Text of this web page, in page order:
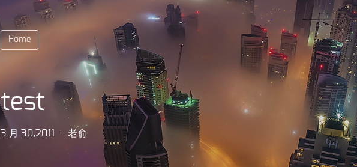
Home
test
3 月 30,2011 老俞